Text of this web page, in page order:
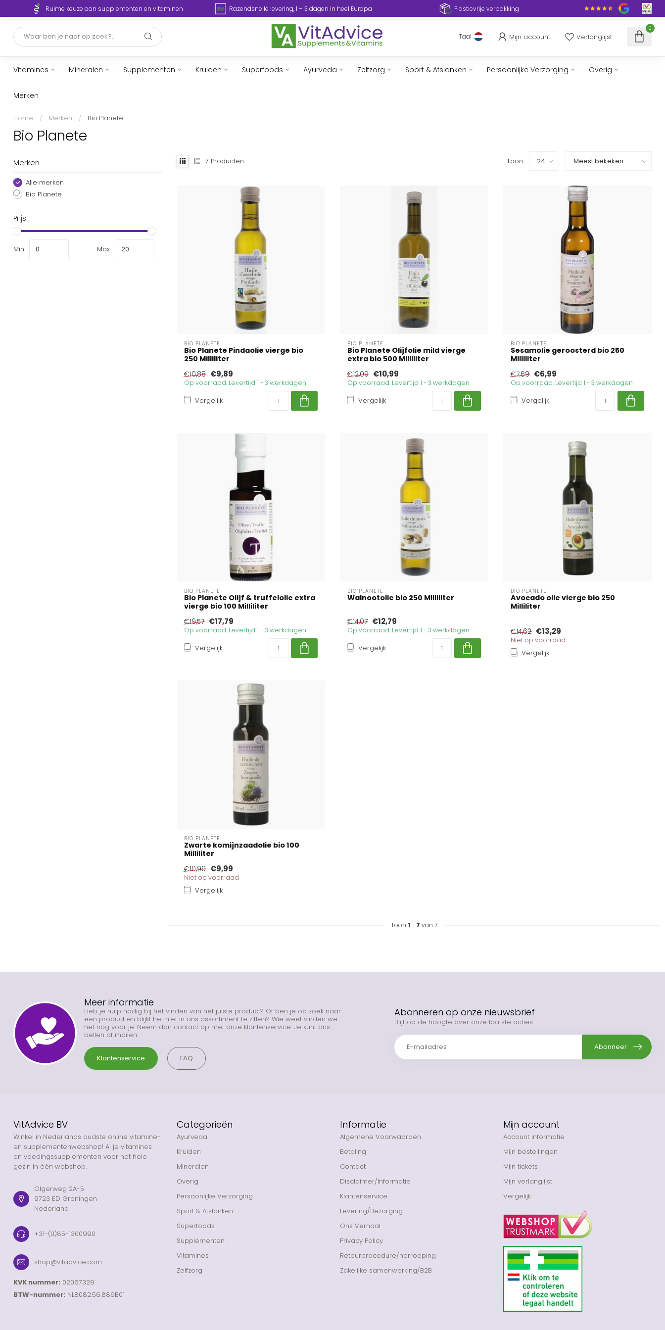
Ruime keuze aan supplementen en vitaminen Razendsnelle levering, 1 – 3 dagen in heel Europa Plasticvrije verpakking
Taal Mijn account Verlanglijst
0
Vitamines Mineralen Supplementen Kruiden Superfoods Ayurveda Zelfzorg Sport & Afslanken Persoonlijke Verzorging Overig
Merken
Home / Merken / Bio Planete
Bio Planete
Merken
Alle merken
Bio Planete
Prijs
Min Max
7 Producten Toon:
BIO PLANETE
Bio Planete Pindaolie vierge bio
250 Milliliter
€10,88 €9,89
Op voorraad. Levertijd 1 - 3 werkdagen
Vergelijk
BIO PLANETE
Bio Planete Olijfolie mild vierge
extra bio 500 Milliliter
€12,09 €10,99
Op voorraad. Levertijd 1 - 3 werkdagen
Vergelijk
BIO PLANETE
Sesamolie geroosterd bio 250
Milliliter
€7,69 €6,99
Op voorraad. Levertijd 1 - 3 werkdagen
Vergelijk
BIO PLANETE
Bio Planete Olijf & truffelolie extra
vierge bio 100 Milliliter
€19,57 €17,79
Op voorraad. Levertijd 1 - 3 werkdagen
Vergelijk
BIO PLANETE
Walnootolie bio 250 Milliliter
€14,07 €12,79
Op voorraad. Levertijd 1 - 3 werkdagen
Vergelijk
BIO PLANETE
Avocado olie vierge bio 250
Milliliter
€14,62 €13,29
Niet op voorraad
Vergelijk
BIO PLANETE
Zwarte komijnzaadolie bio 100
Milliliter
€10,99 €9,99
Niet op voorraad
Vergelijk
Toon 1 - 7 van 7
Meer informatie
Heb je hulp nodig bij het vinden van het juiste product? Of ben je op zoek naar
een product en blijkt het niet in ons assortiment te zitten? Wie weet vinden we
het nog voor je. Neem dan contact op met onze klantenservice. Je kunt ons
bellen of mailen.
Klantenservice FAQ
Abonneren op onze nieuwsbrief
Blijf op de hoogte over onze laatste acties
Abonneer
VitAdvice BV
Winkel in Nederlands oudste online vitamine-
en supplementenwebshop! Al je vitamines
en voedingssupplementen voor het hele
gezin in één webshop.
Olgerweg 2A-5
9723 ED Groningen
Nederland
+31-(0)85-1300990
shop@vitadvice.com
KVK nummer: 02067329
BTW-nummer: NL8082.56.889B01
Categorieën
Ayurveda
Kruiden
Mineralen
Overig
Persoonlijke Verzorging
Sport & Afslanken
Superfoods
Supplementen
Vitamines
Zelfzorg
Informatie
Algemene Voorwaarden
Betaling
Contact
Disclaimer/Informatie
Klantenservice
Levering/Bezorging
Ons Verhaal
Privacy Policy
Retourprocedure/herroeping
Zakelijke samenwerking/B2B
Mijn account
Account informatie
Mijn bestellingen
Mijn tickets
Mijn verlanglijst
Vergelijk